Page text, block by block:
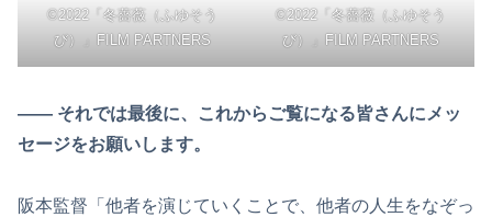
©2022「冬薔薇（ふゆそう
び）」FILM PARTNERS
©2022「冬薔薇（ふゆそう
び）」FILM PARTNERS
―― それでは最後に、これからご覧になる皆さんにメッ
セージをお願いします。
阪本監督「他者を演じていくことで、他者の人生をなぞっ